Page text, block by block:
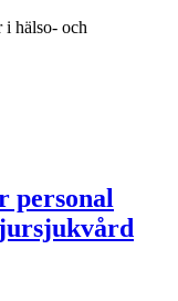
i hälso- och
personal